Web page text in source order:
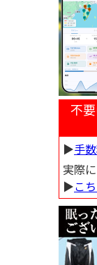
不
▶︎手
実際
▶︎こ